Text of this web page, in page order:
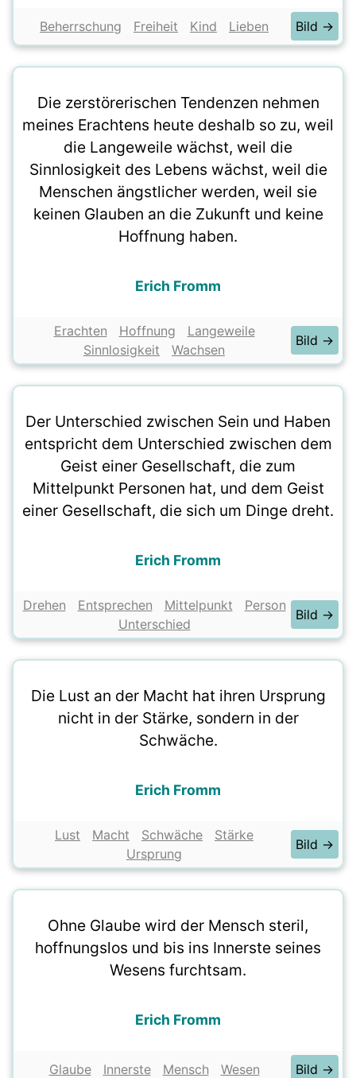
Beherrschung Freiheit Kind Lieben Bild →
Die zerstörerischen Tendenzen nehmen
meines Erachtens heute deshalb so zu, weil
die Langeweile wächst, weil die
Sinnlosigkeit des Lebens wächst, weil die
Menschen ängstlicher werden, weil sie
keinen Glauben an die Zukunft und keine
Hoffnung haben.
Erich Fromm
Erachten Hoffnung
Langeweile
Sinnlosigkeit
Wachsen
Bild →
Der Unterschied zwischen Sein und Haben
entspricht dem Unterschied zwischen dem
Geist einer Gesellschaft, die zum
Mittelpunkt Personen hat, und dem Geist
einer Gesellschaft, die sich um Dinge dreht.
Erich Fromm
Drehen Entsprechen Mittelpunkt
Person
Unterschied
Bild →
Die Lust an der Macht hat ihren Ursprung
nicht in der Stärke, sondern in der
Schwäche.
Erich Fromm
Lust Macht Schwäche
Stärke
Ursprung
Bild →
Ohne Glaube wird der Mensch steril,
hoffnungslos und bis ins Innerste seines
Wesens furchtsam.
Erich Fromm
Glaube Innerste Mensch Wesen Bild →